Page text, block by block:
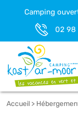
Camping
02 98
Accueil >